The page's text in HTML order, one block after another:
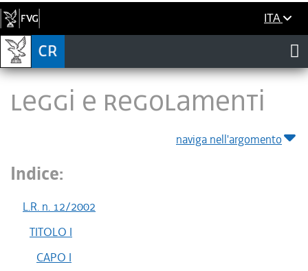
ITA
LEGGI E REGOLAMENTI
naviga nell'argomento
Indice:
L.R. n. 12/2002
TITOLO I
CAPO I